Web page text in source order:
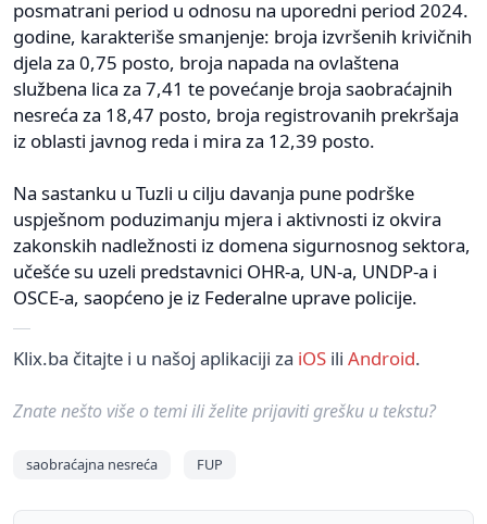
posmatrani period u odnosu na uporedni period 2024.
godine, karakteriše smanjenje: broja izvršenih krivičnih
djela za 0,75 posto, broja napada na ovlaštena
službena lica za 7,41 te povećanje broja saobraćajnih
nesreća za 18,47 posto, broja registrovanih prekršaja
iz oblasti javnog reda i mira za 12,39 posto.
Na sastanku u Tuzli u cilju davanja pune podrške
uspješnom poduzimanju mjera i aktivnosti iz okvira
zakonskih nadležnosti iz domena sigurnosnog sektora,
učešće su uzeli predstavnici OHR-a, UN-a, UNDP-a i
OSCE-a, saopćeno je iz Federalne uprave policije.
Klix.ba čitajte i u našoj aplikaciji za iOS ili Android.
Znate nešto više o temi ili želite prijaviti grešku u tekstu?
saobraćajna nesreća FUP